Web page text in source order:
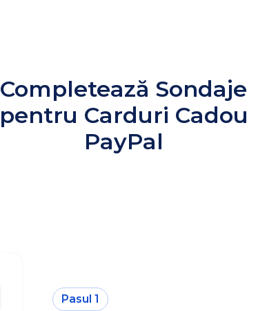
Completează Sondaje
pentru Carduri Cadou
PayPal
Pasul 1